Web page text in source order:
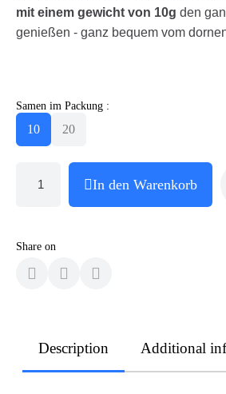
mit einem gewicht von 10g den
genießen - ganz bequem vom
Samen im Packung :
10 20
In den Warenkorb
Share on
Description Additional